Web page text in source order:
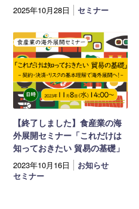
2025年10月28日 セミナー
【終了しました】食産業の海
外展開セミナー「これだけは
知っておきたい 貿易の基礎」
2023年10月16日
お知らせ
セミナー